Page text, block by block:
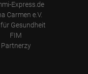
Express.de
Carmen e.V.
Gesundheit
FIM
Partnerzy